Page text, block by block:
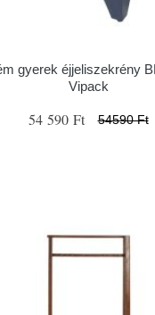
gyerek éjjeliszekrény
Vipack
54 590 Ft 54590 Ft